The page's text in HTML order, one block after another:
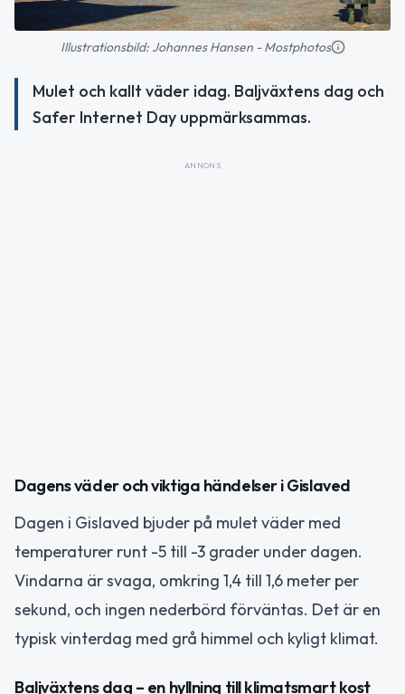
Illustrationsbild: Johannes Hansen - Mostphotos
Mulet och kallt väder idag. Baljväxtens dag och
Safer Internet Day uppmärksammas.
ANNONS
Dagens väder och viktiga händelser i Gislaved
Dagen i Gislaved bjuder på mulet väder med
temperaturer runt -5 till -3 grader under dagen.
Vindarna är svaga, omkring 1,4 till 1,6 meter per
sekund, och ingen nederbörd förväntas. Det är en
typisk vinterdag med grå himmel och kyligt klimat.
Baljväxtens dag – en hyllning till klimatsmart kost